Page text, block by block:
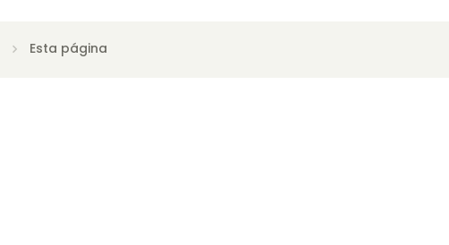
Esta página